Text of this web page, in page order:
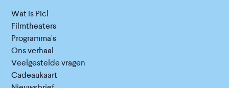
Wat is Picl
Filmtheaters
Programma's
Ons verhaal
Veelgestelde vragen
Cadeaukaart